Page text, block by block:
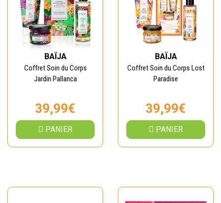
BAÏJA
Coffret Soin du Corps
Jardin Pallanca
39,99€
PANIER
BAÏJA
Coffret Soin du Corps Lost
Paradise
39,99€
PANIER